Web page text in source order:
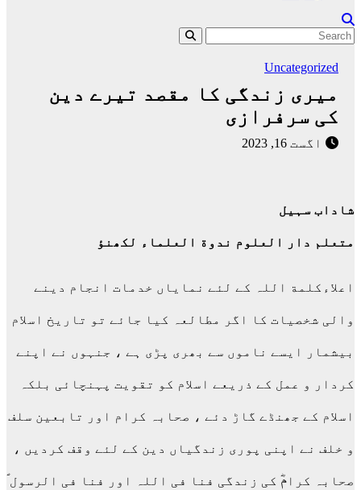
Uncategorized
میری زندگی کا مقصد تیرے دین
کی سرفرازی
اگست 16, 2023
شاداب سہیل
متعلم دار العلوم ندوة العلماء لکھنؤ
اعلاءکلمة اللہ کے لئے نمایاں خدمات انجام دینے
والی شخصیات کا اگر مطالعہ کیا جائے تو تاریخ اسلام
بیشمار ایسے ناموں سے بھری پڑی ہے ، جنہوں نے اپنے
کردار و عمل کے ذریعے اسلام کو تقویت پہنچائی بلکہ
اسلام کے جھنڈے گاڑ دئے ، صحابہ کرام اور تابعین سلف
و خلف نے اپنی پوری زندگیاں دین کے لئے وقف کردیں ،
صحابہ کرامؓ کی زندگی فنا فی اللہ اور فنا فی الرسول ؐ